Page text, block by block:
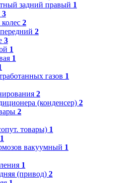
задний правый 1
3
2
2
3
1
1
газов 1
2
(конденсер) 2
2
товары) 1
1
вакуумный 1
1
(привод) 2